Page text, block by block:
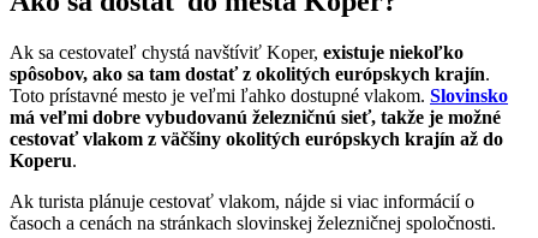
Ak sa cestovateľ chystá navštíviť Koper, existuje niekoľko
spôsobov, ako sa tam dostať z okolitých európskych krajín.
Toto prístavné mesto je veľmi ľahko dostupné vlakom. Slovinsko
má veľmi dobre vybudovanú železničnú sieť, takže je možné
cestovať vlakom z väčšiny okolitých európskych krajín až do
Koperu.
Ak turista plánuje cestovať vlakom, nájde si viac informácií o
časoch a cenách na stránkach slovinskej železničnej spoločnosti.